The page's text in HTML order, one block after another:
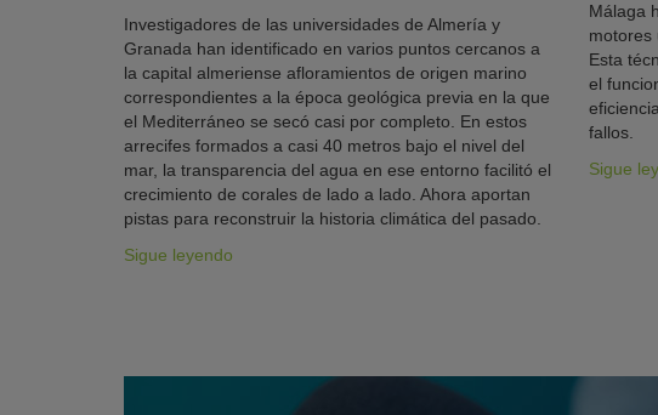
Investigadores de las universidades de Almería y
Granada han identificado en varios puntos cercanos a
la capital almeriense afloramientos de origen marino
correspondientes a la época geológica previa en la que
el Mediterráneo se secó casi por completo. En estos
arrecifes formados a casi 40 metros bajo el nivel del
mar, la transparencia del agua en ese entorno facilitó el
crecimiento de corales de lado a lado. Ahora aportan
pistas para reconstruir la historia climática del pasado.
Sigue leyendo
Málaga
motores
Esta
el
fallos.
Sigue